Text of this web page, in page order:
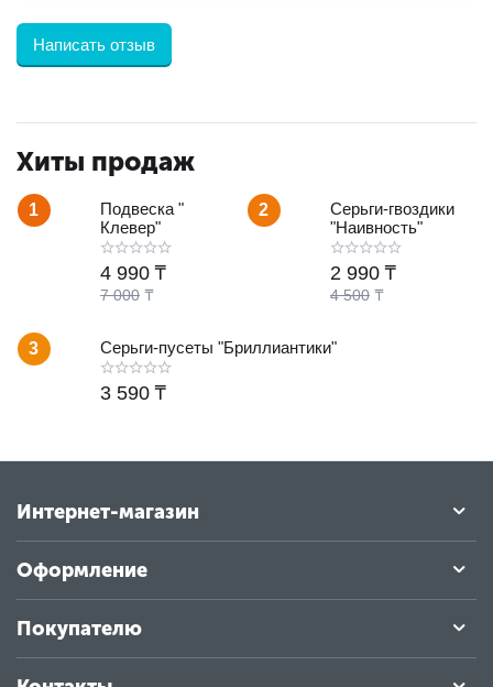
Написать отзыв
Хиты продаж
1
Подвеска "
Клевер"
7 000 ₸
4 990 ₸
2
Серьги-гвоздики
"Наивность"
4 500 ₸
2 990 ₸
3 Серьги-пусеты "Бриллиантики"
3 590 ₸
Интернет-магазин
Оформление
Покупателю